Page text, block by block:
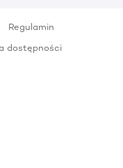
Regulamin
dostępności